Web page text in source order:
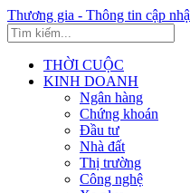
Thương gia - Thông tin cập
THỜI CUỘC
KINH DOANH
Ngân hàng
Chứng khoán
Đầu tư
Nhà đất
Thị trường
Công nghệ